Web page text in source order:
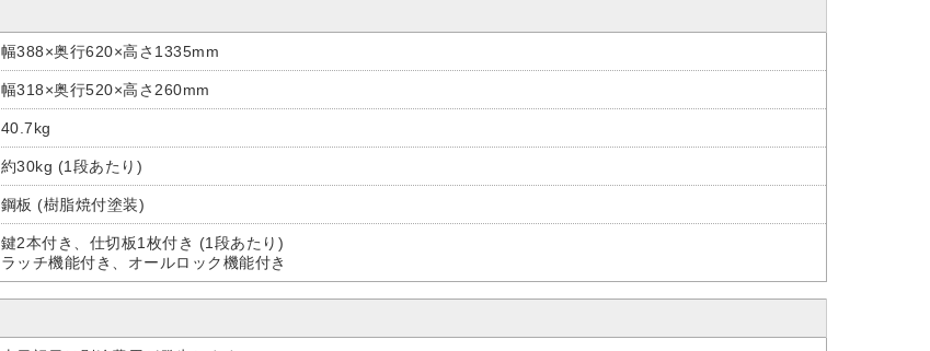
幅388×奥行620×高さ1335mm
幅318×奥行520×高さ260mm
40.7kg
約30kg (1段あたり)
鋼板 (樹脂焼付塗装)
鍵2本付き、仕切板1枚付き (1段あたり)
ラッチ機能付き、オールロック機能付き